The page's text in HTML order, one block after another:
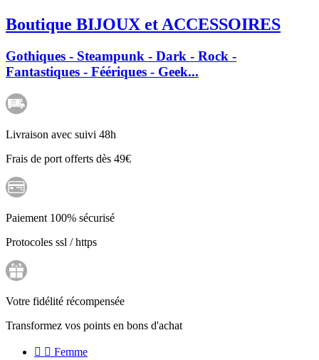
Boutique BIJOUX et ACCESSOIRES
Gothiques - Steampunk - Dark - Rock -
Fantastiques - Féériques - Geek...
Livraison avec suivi 48h
Frais de port offerts dès 49€
Paiement 100% sécurisé
Protocoles ssl / https
Votre fidélité récompensée
Transformez vos points en bons d'achat
  Femme